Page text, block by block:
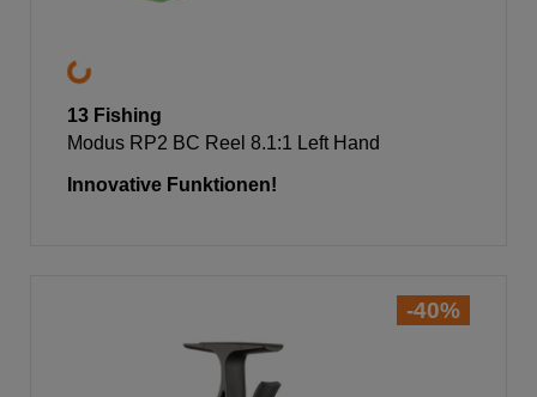
13 Fishing
Modus RP2 BC Reel 8.1:1 Left Hand
Innovative Funktionen!
-40%